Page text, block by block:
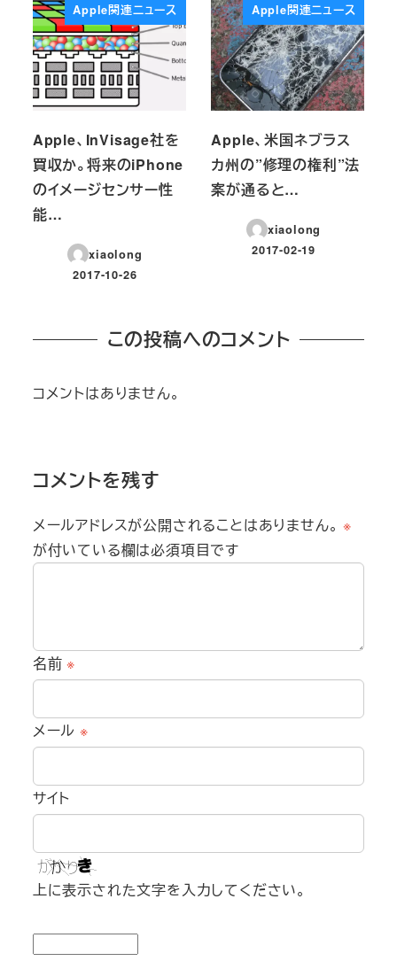
Apple関連ニュース
Apple、InVisage社を
買収か。将来のiPhone
のイメージセンサー性
能…
xiaolong
投稿日
2017-10-26
Apple関連ニュース
Apple、米国ネブラス
カ州の”修理の権利”法
案が通ると…
xiaolong
投稿日
2017-02-19
この投稿へのコメント
コメントはありません。
コメントを残す
メールアドレスが公開されることはありません。 ※
が付いている欄は必須項目です
名前※
メール ※
サイト
上に表示された文字を入力してください。